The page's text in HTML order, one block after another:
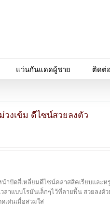
แว่นกันแดดผู้ชาย ติดต่
งเข้ม ดีไซน์สวยลงตัว
าปัดสี่เหลี่ยมดีไซน์คลาสสิคเรียบและ
ลาแบบโรมันเล็กๆไว้ที่ลายพื้น สวยลงตัว
ด่นเมื่อสวมใส่